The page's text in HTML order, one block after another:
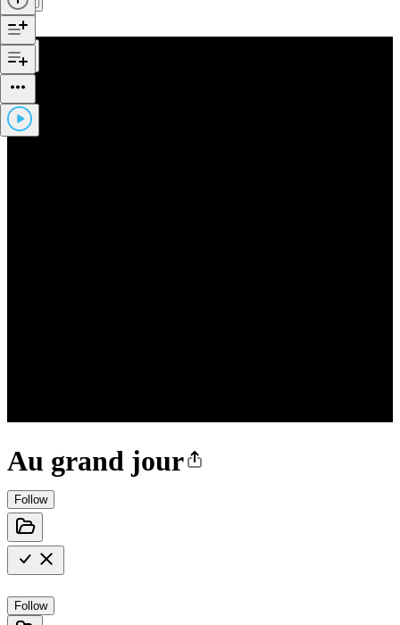
Au grand jour
Follow
Follow